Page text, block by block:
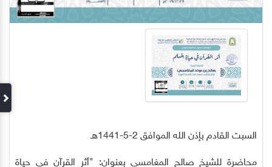
السبت القادم بإذن الله الموافق 2-5-1441هـ
محاضرة للشيخ صالح المغامسي بعنوان: "أثر القرآن في حياة